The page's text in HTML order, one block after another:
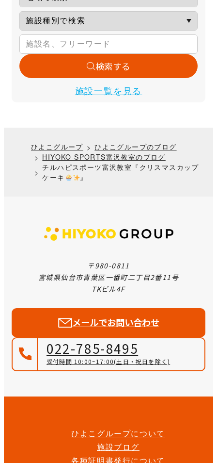
施設一覧を見る
検索する
ひよこグループ
ひよこグループのブログ
HIYOKO SPORTS富沢教室のブログ
チルハピスポーツ富沢教室『クリスマスカップ
ケーキ
』
〒980-0811
宮城県仙台市青葉区一番町二丁目2番11号
TKビル4F
メールでお問い合わせ
022-785-8495
受付時間 10:00~17:00(土日・祝日を除く)
ひよこグループについて
施設ブログ
各種証明書発行について